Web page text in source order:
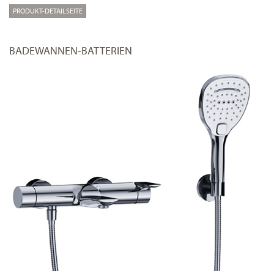
PRODUKT-DETAILSEITE
BADEWANNEN-BATTERIEN